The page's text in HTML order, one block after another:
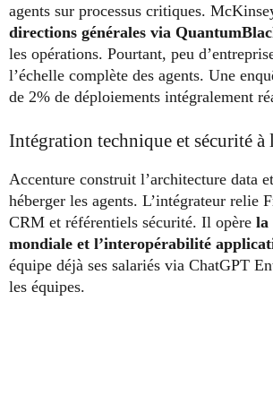
agents sur processus critiques.
directions générales via
les opérations. Pourtant, peu
l’échelle complète des agents. Une
de 2% de déploiements intégralement
Intégration technique et sécurité à
Accenture construit l’architecture data
héberger les agents. L’intégrateur relie
CRM et référentiels sécurité. Il opère la
mondiale et l’interopérabilité
équipe déjà ses salariés via ChatGPT
les équipes.